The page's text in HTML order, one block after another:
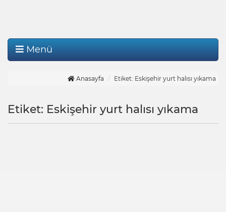
Menü
Anasayfa Etiket: Eskişehir yurt halısı yıkama
Etiket: Eskişehir yurt halısı yıkama